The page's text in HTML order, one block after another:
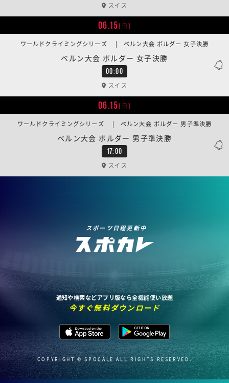
スイス
06.15[日]
00:00
ベルン大会 ボルダー 女子決勝
ワールドクライミングシリーズ | ベルン大会 ボルダー 女子決勝
スイス
06.15[日]
17:00
ベルン大会 ボルダー 男子準決勝
ワールドクライミングシリーズ | ベルン大会 ボルダー 男子準決勝
スイス
スポーツ日程更新中
通知や検索などアプリ版なら全機能使い放題
今すぐ無料ダウンロード
COPYRIGHT © SPOCALE ALL RIGHTS RESERVED.